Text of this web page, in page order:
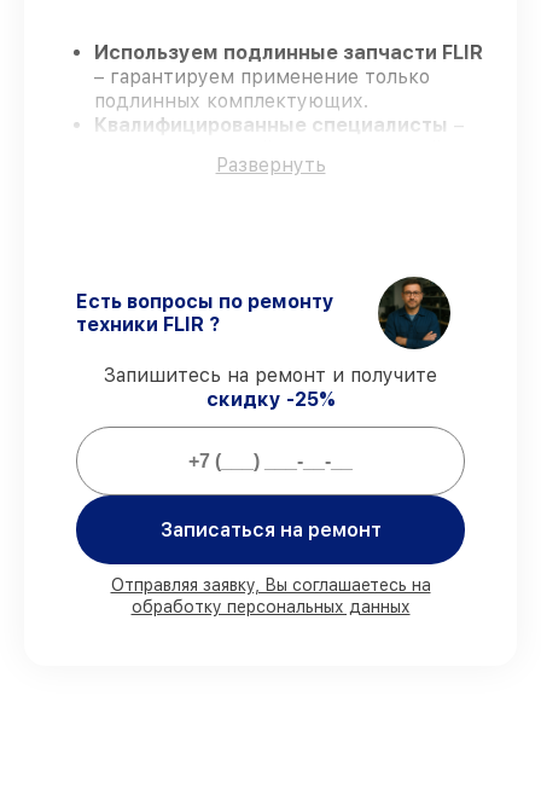
Используем подлинные запчасти FLIR
– гарантируем применение только
подлинных комплектующих.
Квалифицированные специалисты –
навыков, что обеспечивает надёжную
Гарантийное сопровождение – все все
виды ремонта защищены сервисной
Мы гарантируем:
заказов выполняем с возможностью
личного присутствия владельца
деталей FLIR готовы к установке в
Санкт-Петербурге, остальные поступают
оперативно
Фирменные детали FLIR и
Развернуть
Есть вопросы по ремонту
техники FLIR ?
Запишитесь на ремонт и получите
скидку -25%
Записаться на ремонт
Отправляя заявку, Вы соглашаетесь на
обработку персональных данных